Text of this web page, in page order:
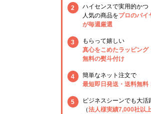
2
ハイセンスで実用的かつ
人気の商品をプロのバイ
が毎週厳選
3
もらって嬉しい
真心をこめたラッピング
無料の熨斗付け
4
簡単なネット注文で
最短即日発送・送料無料
5
ビジネスシーンでも大活
（法人様実績7,000社以